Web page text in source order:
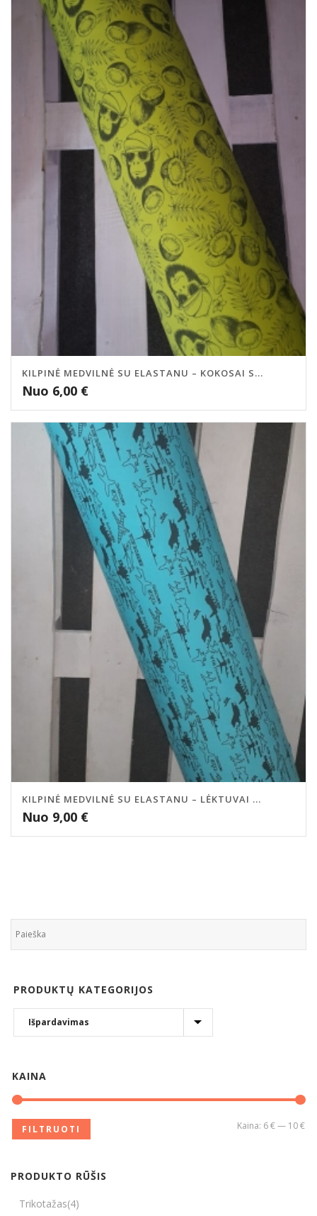
KILPINĖ MEDVILNĖ SU ELASTANU – KOKOSAI S...
Nuo 6,00 €
KILPINĖ MEDVILNĖ SU ELASTANU – LĖKTUVAI ...
Nuo 9,00 €
PRODUKTŲ KATEGORIJOS
KAINA
FILTRUOTI Kaina: 6 €— 10 €
PRODUKTO RŪŠIS
Trikotažas(4)